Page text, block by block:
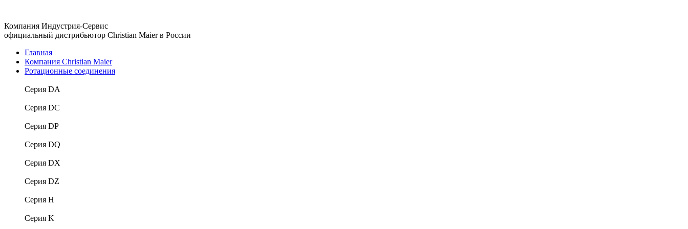
Компания Индустрия-Сервис
официальный дистрибьютор Christian Maier в России
Главная
Компания Christian Maier
Ротационные соединения
Серия DA
Серия DC
Серия DP
Серия DQ
Серия DX
Серия DZ
Серия H
Серия K